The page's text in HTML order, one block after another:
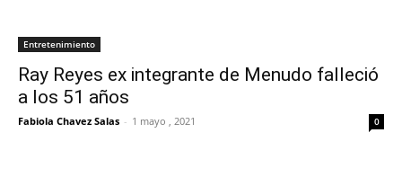
Entretenimiento
Ray Reyes ex integrante de Menudo falleció
a los 51 años
Fabiola Chavez Salas - 1 mayo , 2021 0